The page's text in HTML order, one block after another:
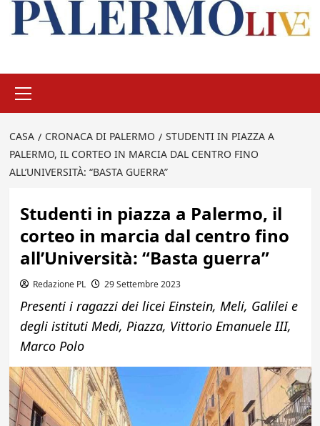
principale
CASA CRONACA DI PALERMO
STUDENTI IN PIAZZA A
PALERMO, IL CORTEO IN MARCIA DAL CENTRO FINO
ALL’UNIVERSITÀ: “BASTA GUERRA”
Studenti in piazza a Palermo, il
corteo in marcia dal centro fino
all’Università: “Basta guerra”
Redazione PL 29 Settembre 2023
Presenti i ragazzi dei licei Einstein, Meli, Galilei e
degli istituti Medi, Piazza, Vittorio Emanuele III,
Marco Polo